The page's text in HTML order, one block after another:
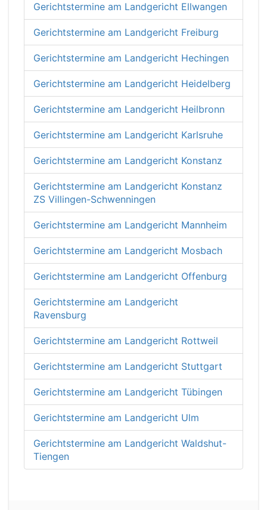
Gerichtstermine am Landgericht Ellwangen
Gerichtstermine am Landgericht Freiburg
Gerichtstermine am Landgericht Hechingen
Gerichtstermine am Landgericht Heidelberg
Gerichtstermine am Landgericht Heilbronn
Gerichtstermine am Landgericht Karlsruhe
Gerichtstermine am Landgericht Konstanz
Gerichtstermine am Landgericht Konstanz
ZS Villingen-Schwenningen
Gerichtstermine am Landgericht Mannheim
Gerichtstermine am Landgericht Mosbach
Gerichtstermine am Landgericht Offenburg
Gerichtstermine am Landgericht
Ravensburg
Gerichtstermine am Landgericht Rottweil
Gerichtstermine am Landgericht Stuttgart
Gerichtstermine am Landgericht Tübingen
Gerichtstermine am Landgericht Ulm
Gerichtstermine am Landgericht Waldshut-
Tiengen